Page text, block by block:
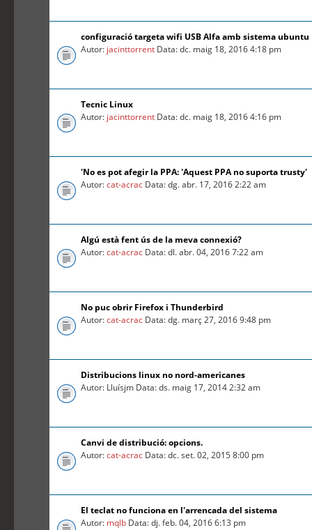
configuració targeta wifi USB Alfa amb sistema ubuntu
Autor: jacinttorrent Data: dc. maig 18, 2016 4:18 pm
Tecnic Linux
Autor: jacinttorrent Data: dc. maig 18, 2016 4:16 pm
'No es pot afegir la PPA: 'Aquest PPA no suporta trusty'
Autor:cat-acrac Data: dg. abr. 17, 2016 2:22 am
Algú està fent ús de la meva connexió?
Autor:cat-acrac Data: dl. abr. 04, 2016 7:22 am
No puc obrir Firefox i Thunderbird
Autor:cat-acrac Data: dg. març 27, 2016 9:48 pm
Distribucions linux no nord-americanes
Autor: Lluísjm Data: ds. maig 17, 2014 2:32 am
Canvi de distribució: opcions.
Autor:cat-acrac Data: dc. set. 02, 2015 8:00 pm
El teclat no funciona en l'arrencada del sistema
Autor: mqlb Data: dj. feb. 04, 2016 6:13 pm